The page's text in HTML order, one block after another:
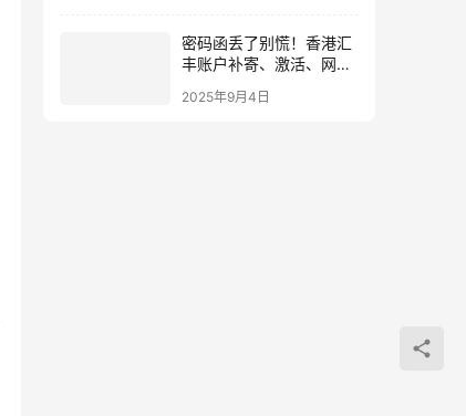
密码函丢了别慌！香港汇
丰账户补寄、激活、网银
2025年9月4日